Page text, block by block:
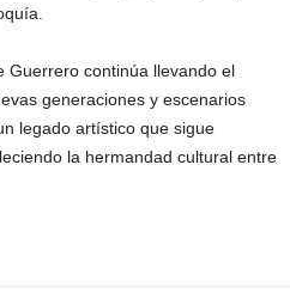
Guerrero continúa llevando el
generaciones y escenarios
legado artístico que sigue
la hermandad cultural entre